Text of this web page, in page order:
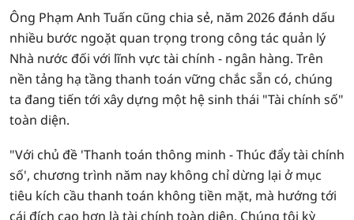
Ông Phạm Anh Tuấn cũng chia sẻ, năm 2026 đánh dấu
nhiều bước ngoặt quan trọng trong công tác quản lý
Nhà nước đối với lĩnh vực tài chính - ngân hàng. Trên
nền tảng hạ tầng thanh toán vững chắc sẵn có, chúng
ta đang tiến tới xây dựng một hệ sinh thái "Tài chính số"
toàn diện.
"Với chủ đề 'Thanh toán thông minh - Thúc đẩy tài chính
số', chương trình năm nay không chỉ dừng lại ở mục
tiêu kích cầu thanh toán không tiền mặt, mà hướng tới
cái đích cao hơn là tài chính toàn diện. Chúng tôi kỳ